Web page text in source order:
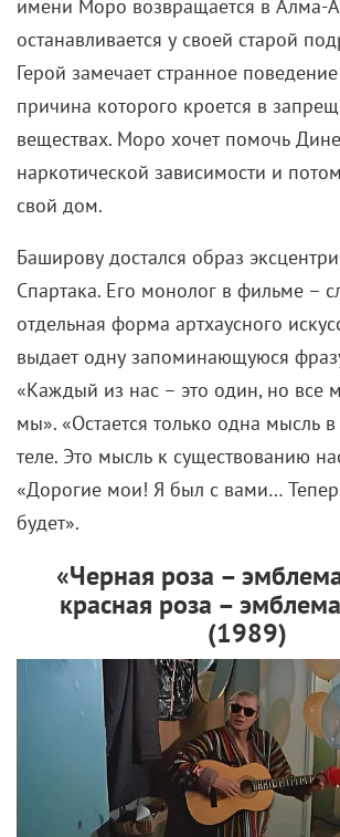
имени Моро возвращается в Алма-
останавливается у своей старой
Герой замечает странное
причина которого кроется в
веществах. Моро хочет помочь
наркотической зависимости и
свой дом.
Баширову достался образ
Спартака. Его монолог в фильме –
отдельная форма артхаусного
выдает одну запоминающуюся
«Каждый из нас – это один, но все
мы». «Остается только одна мысль
теле. Это мысль к существованию
«Дорогие мои! Я был с вами…
будет».
«Черная роза –
красная роза –
(1989)